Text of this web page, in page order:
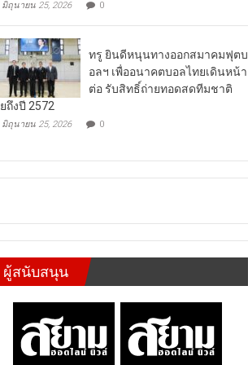
มิถุนายน 25, 2026 0
ทรู ยินดีหนุนทางออกสมาคมฟุตบ
อลฯ เพื่ออนาคตบอลไทยเดินหน้า
ต่อ รับสิทธิ์ถ่ายทอดสดทีมชาติ
ถึงปี 2572
มิถุนายน 25, 2026 0
ผู้สนับสนุน